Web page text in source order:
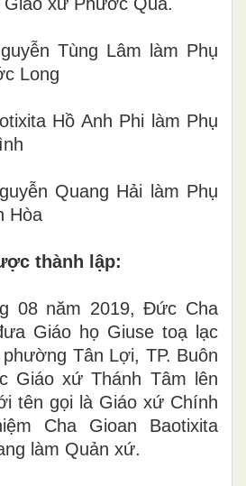
Tùng Lâm làm Phụ
Long
Hồ Anh Phi làm Phụ
Quang Hải làm Phụ
Hòa
thành lập:
08 năm 2019, Đức Cha
Giáo họ Giuse toạ lạc
Tân Lợi, TP. Buôn
Giáo xứ Thánh Tâm lên
tên gọi là Giáo xứ Chính
Cha Gioan Baotixita
làm Quản xứ.